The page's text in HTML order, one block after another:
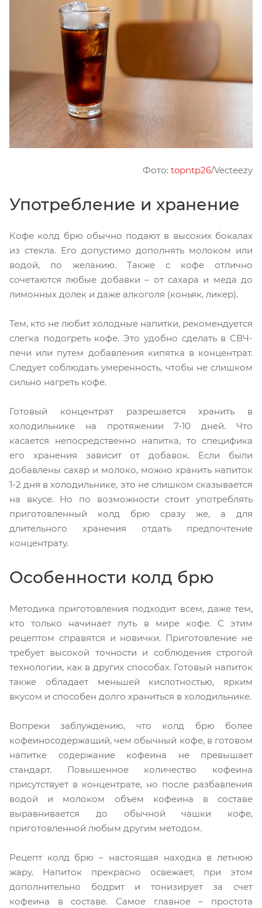
Фото: topntp26/Vecteezy
Употребление и хранение
Кофе колд брю обычно подают в высоких бокалах
из стекла. Его допустимо дополнять молоком или
водой, по желанию. Также с кофе отлично
сочетаются любые добавки – от сахара и меда до
лимонных долек и даже алкоголя (коньяк, ликер).
Тем, кто не любит холодные напитки, рекомендуется
слегка подогреть кофе. Это удобно сделать в СВЧ-
печи или путем добавления кипятка в концентрат.
Следует соблюдать умеренность, чтобы не слишком
сильно нагреть кофе.
Готовый концентрат разрешается хранить в
холодильнике на протяжении 7-10 дней. Что
касается непосредственно напитка, то специфика
его хранения зависит от добавок. Если были
добавлены сахар и молоко, можно хранить напиток
1-2 дня в холодильнике, это не слишком сказывается
на вкусе. Но по возможности стоит употреблять
приготовленный колд брю сразу же, а для
длительного хранения отдать предпочтение
концентрату.
Особенности колд брю
Методика приготовления подходит всем, даже тем,
кто только начинает путь в мире кофе. С этим
рецептом справятся и новички. Приготовление не
требует высокой точности и соблюдения строгой
технологии, как в других способах. Готовый напиток
также обладает меньшей кислотностью, ярким
вкусом и способен долго храниться в холодильнике.
Вопреки заблуждению, что колд брю более
кофеиносодержащий, чем обычный кофе, в готовом
напитке содержание кофеина не превышает
стандарт. Повышенное количество кофеина
присутствует в концентрате, но после разбавления
водой и молоком объем кофеина в составе
выравнивается до обычной чашки кофе,
приготовленной любым другим методом.
Рецепт колд брю – настоящая находка в летнюю
жару. Напиток прекрасно освежает, при этом
дополнительно бодрит и тонизирует за счет
кофеина в составе. Самое главное – простота